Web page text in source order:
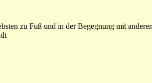
zu Fuß und in der Begegnung mit